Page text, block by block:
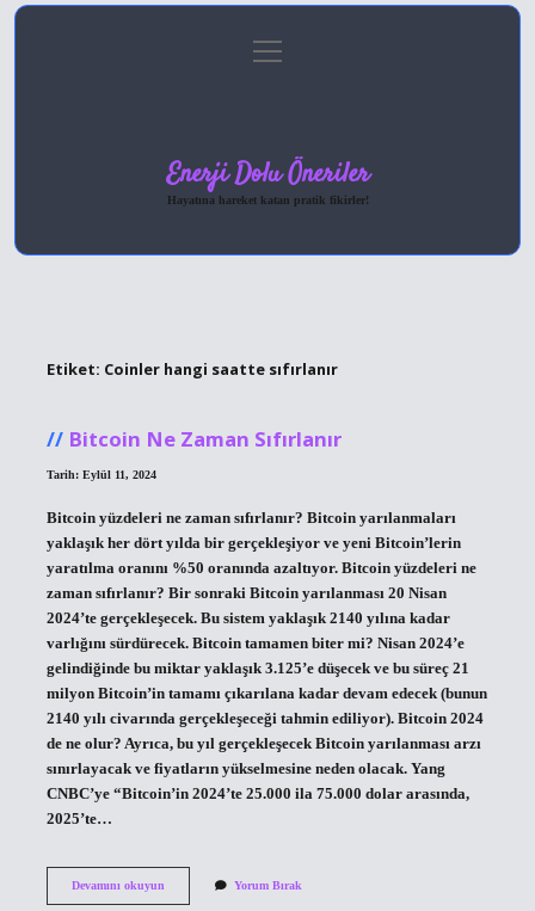
Gizlilik Politikası
menüyü
aç
Enerji Dolu Öneriler
Hayatına hareket katan pratik fikirler!
Etiket: Coinler hangi saatte sıfırlanır
Bitcoin Ne Zaman Sıfırlanır
Tarih: Eylül 11, 2024
Bitcoin yüzdeleri ne zaman sıfırlanır? Bitcoin yarılanmaları
yaklaşık her dört yılda bir gerçekleşiyor ve yeni Bitcoin’lerin
yaratılma oranını %50 oranında azaltıyor. Bitcoin yüzdeleri ne
zaman sıfırlanır? Bir sonraki Bitcoin yarılanması 20 Nisan
2024’te gerçekleşecek. Bu sistem yaklaşık 2140 yılına kadar
varlığını sürdürecek. Bitcoin tamamen biter mi? Nisan 2024’e
gelindiğinde bu miktar yaklaşık 3.125’e düşecek ve bu süreç 21
milyon Bitcoin’in tamamı çıkarılana kadar devam edecek (bunun
2140 yılı civarında gerçekleşeceği tahmin ediliyor). Bitcoin 2024
de ne olur? Ayrıca, bu yıl gerçekleşecek Bitcoin yarılanması arzı
sınırlayacak ve fiyatların yükselmesine neden olacak. Yang
CNBC’ye “Bitcoin’in 2024’te 25.000 ila 75.000 dolar arasında,
2025’te…
Devamını okuyunBitcoin
Yorum Bırak